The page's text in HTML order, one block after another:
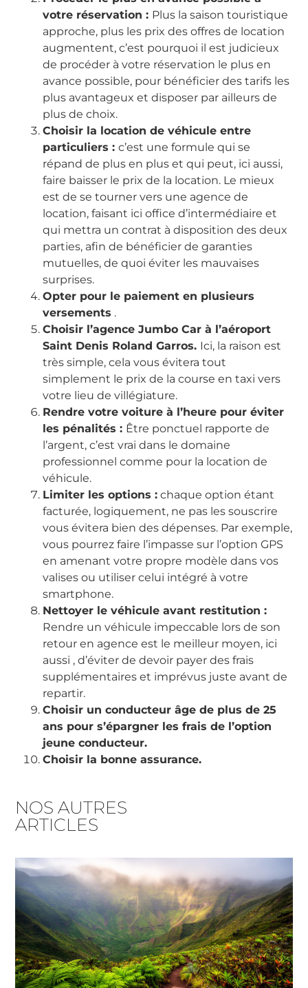
votre réservation : Plus la saison touristique
approche, plus les prix des offres de location
augmentent, c’est pourquoi il est judicieux
de procéder à votre réservation le plus en
avance possible, pour bénéficier des tarifs les
plus avantageux et disposer par ailleurs de
plus de choix.
Choisir la location de véhicule entre
particuliers :c’est une formule qui se
répand de plus en plus et qui peut, ici aussi,
faire baisser le prix de la location. Le mieux
est de se tourner vers une agence de
location, faisant ici office d’intermédiaire et
qui mettra un contrat à disposition des deux
parties, afin de bénéficier de garanties
mutuelles, de quoi éviter les mauvaises
surprises.
Opter pour le paiement en plusieurs
versements .
Choisir l’agence Jumbo Car à l’aéroport
Saint Denis Roland Garros. Ici, la raison est
très simple, cela vous évitera tout
simplement le prix de la course en taxi vers
votre lieu de villégiature.
Rendre votre voiture à l’heure pour éviter
les pénalités : Être ponctuel rapporte de
l’argent, c’est vrai dans le domaine
professionnel comme pour la location de
véhicule.
Limiter les options : chaque option étant
facturée, logiquement, ne pas les souscrire
vous évitera bien des dépenses. Par exemple,
vous pourrez faire l’impasse sur l’option GPS
en amenant votre propre modèle dans vos
valises ou utiliser celui intégré à votre
smartphone.
Nettoyer le véhicule avant restitution :
Rendre un véhicule impeccable lors de son
retour en agence est le meilleur moyen, ici
aussi , d’éviter de devoir payer des frais
supplémentaires et imprévus juste avant de
repartir.
Choisir un conducteur âge de plus de 25
ans pour s’épargner les frais de l’option
jeune conducteur.
Choisir la bonne assurance.
NOS AUTRES
ARTICLES